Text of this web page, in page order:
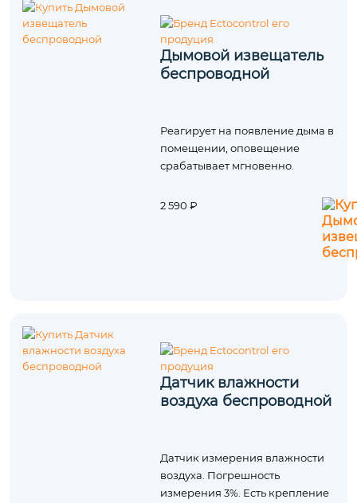
Дымовой извещатель
беспроводной
Реагирует на появление дыма в
помещении, оповещение
срабатывает мгновенно.
2 590 ₽
Датчик влажности
воздуха беспроводной
Датчик измерения влажности
воздуха. Погрешность
измерения 3%. Есть крепление